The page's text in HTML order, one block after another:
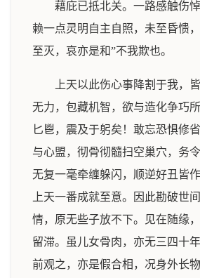
藉庇已抵北关。一路感触伤
赖一点灵明自主自照，未至昏愦
至灭，哀亦是和”不我欺也。
上天以此伤心事降割于我，
无力，包藏机智，欲与造化争巧
匕鬯，震及于躬矣！敢忘恐惧修
与心盟，彻骨彻髓扫空巢穴，务
无复一毫牵缠躲闪，顺逆好丑皆
上天一番成就至意。因此勘破世
情，原无些子放不下。见在随缘
留滞。虽儿女骨肉，亦无三四十
前观之，亦是假合相，况身外长